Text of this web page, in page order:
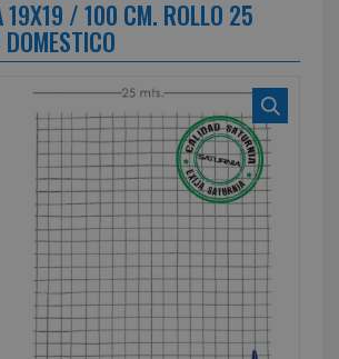
19X19 / 100 CM. ROLLO 25